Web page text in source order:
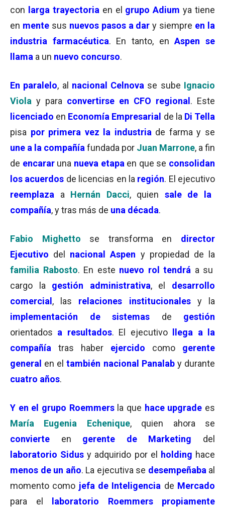
con
larga trayectoria en el grupo Adium ya tiene
en mente sus nuevos pasos a dary siempre en la
industria farmacéutica. En tanto, en Aspen se
llama a un nuevo concurso.
En paralelo, al nacional Celnova se sube Ignacio
Viola y para convertirse en CFO regional . Este
licenciado en Economía Empresarial de la Di Tella
pisa por primera vez la industria de farma y se
une a la compañía fundada por Juan Marrone, a fin
de encarar una nueva etapa en que se consolidan
los acuerdos de licencias en la región. El ejecutivo
reemplaza a Hernán Dacci, quien sale de la
compañía, y tras más de una década.
Fabio Mighetto se transforma en director
Ejecutivo del nacional Aspen y propiedad de la
familia Rabosto. En este nuevo rol tendrá a su
cargo la gestión administrativa, el desarrollo
comercial , las relaciones institucionales y la
implementación de sistemas de gestión
orientados a resultados. El ejecutivollega a la
compañía tras haber ejercido como gerente
general en eltambién nacional Panalab y durante
cuatro años.
Y en el grupo Roemmers la que hace upgrade es
María Eugenia Echenique, quien ahora se
convierte en gerente de Marketing del
laboratorio Sidus y adquirido por el holding hace
menos de un año. La ejecutiva se desempeñaba al
momento como jefa de Inteligencia de Mercado
para el
laboratorio Roemmers
propiamente